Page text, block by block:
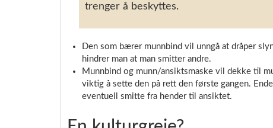
trenger å beskyttes.
Den som bærer munnbind vil unngå at dråper
hindrer man at man smitter andre.
Munnbind og munn/ansiktsmaske vil dekke til
viktig å sette den på rett den første gangen.
eventuell smitte fra hender til ansiktet.